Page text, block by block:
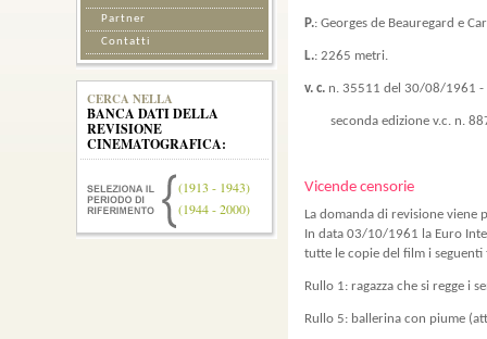
P.: Georges de Beauregard e
L.: 2265 metri.
v. c. n. 35511 del 30/08/1961 -
seconda edizione v.c. n.
Vicende censorie
La domanda di revisione
In data 03/10/1961 la Euro
tutte le copie del film i seguenti
Rullo 1: ragazza che si regge i
Rullo 5: ballerina con piume
Partner
Contatti
CERCA NELLA
BANCA DATI DELLA
REVISIONE
CINEMATOGRAFICA:
(1913 - 1943)
(1944 - 2000)